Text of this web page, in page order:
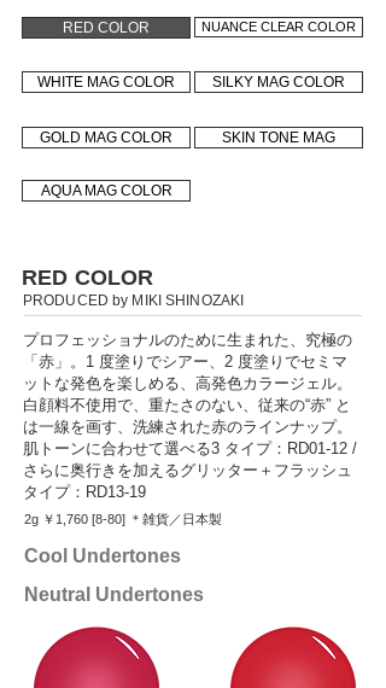
RED COLOR NUANCE CLEAR COLOR
WHITE MAG COLOR SILKY MAG COLOR
GOLD MAG COLOR SKIN TONE MAG
AQUA MAG COLOR
RED COLOR
PRODUCED by MIKI SHINOZAKI
プロフェッショナルのために生まれた、究極の
「赤」。1 度塗りでシアー、2 度塗りでセミマ
ットな発色を楽しめる、高発色カラージェル。
白顔料不使用で、重たさのない、従来の“赤” と
は一線を画す、洗練された赤のラインナップ。
肌トーンに合わせて選べる3 タイプ：RD01-12 /
さらに奥行きを加えるグリッター＋フラッシュ
タイプ：RD13-19
2g ￥1,760 [8-80] ＊雑貨／日本製
Cool Undertones
Neutral Undertones